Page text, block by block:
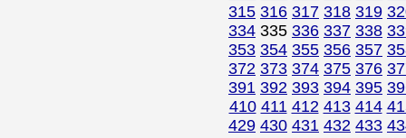
315 316 317 318 319
334 335 336 337 338
353 354 355 356 357
372 373 374 375 376
391 392 393 394 395
410 411 412 413 414
429 430 431 432 433